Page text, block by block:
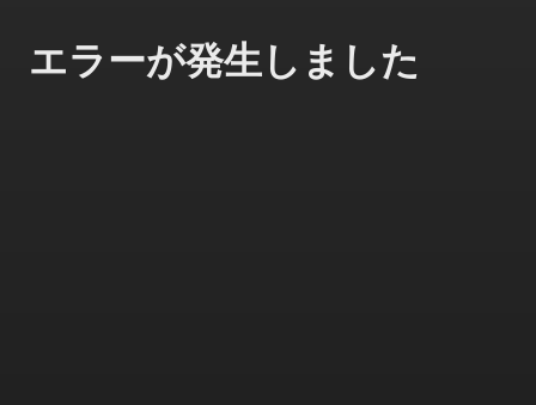
エラーが発生しました